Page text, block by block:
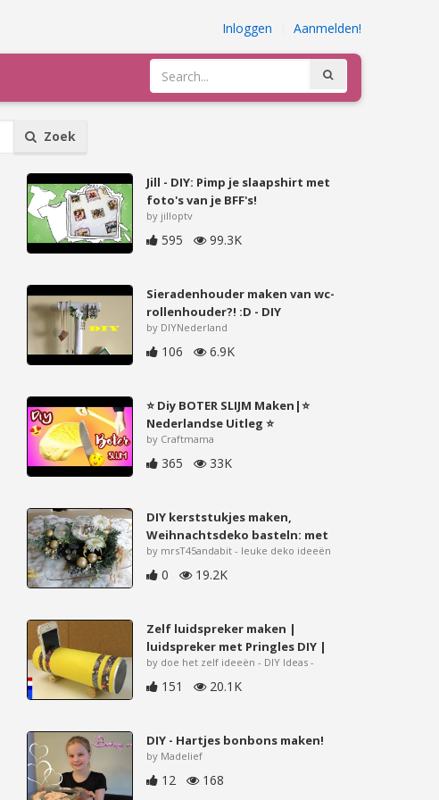
Inloggen Aanmelden!
Zoek
Jill - DIY: Pimp je slaapshirt met
foto's van je BFF's!
by jilloptv
595 99.3K
Sieradenhouder maken van wc-
rollenhouder?! :D - DIY
by DIYNederland
106 6.9K
⭐ Diy BOTER SLIJM Maken|⭐
Nederlandse Uitleg ⭐
by Craftmama
365 33K
DIY kerststukjes maken,
Weihnachtsdeko basteln: met
by mrsT45andabit - leuke deko ideeën
0 19.2K
Zelf luidspreker maken |
luidspreker met Pringles DIY |
by doe het zelf ideeën - DIY Ideas -
151 20.1K
DIY - Hartjes bonbons maken!
by Madelief
12 168